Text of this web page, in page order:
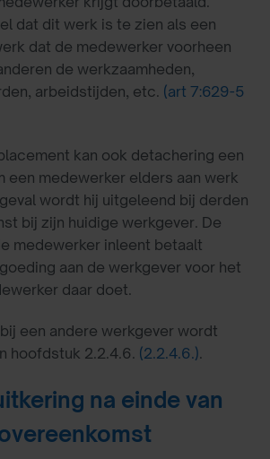
dat dit werk is te zien als een
dat de medewerker voorheen
de werkzaamheden,
arbeidstijden, etc. (art 7:629-5
kan ook detachering een
een medewerker elders aan werk
wordt hij uitgeleend bij derden
bij zijn huidige werkgever. De
medewerker inleent betaalt
aan de werkgever voor het
daar doet.
een andere werkgever wordt
hoofdstuk 2.2.4.6. (2.2.4.6.).
na einde van